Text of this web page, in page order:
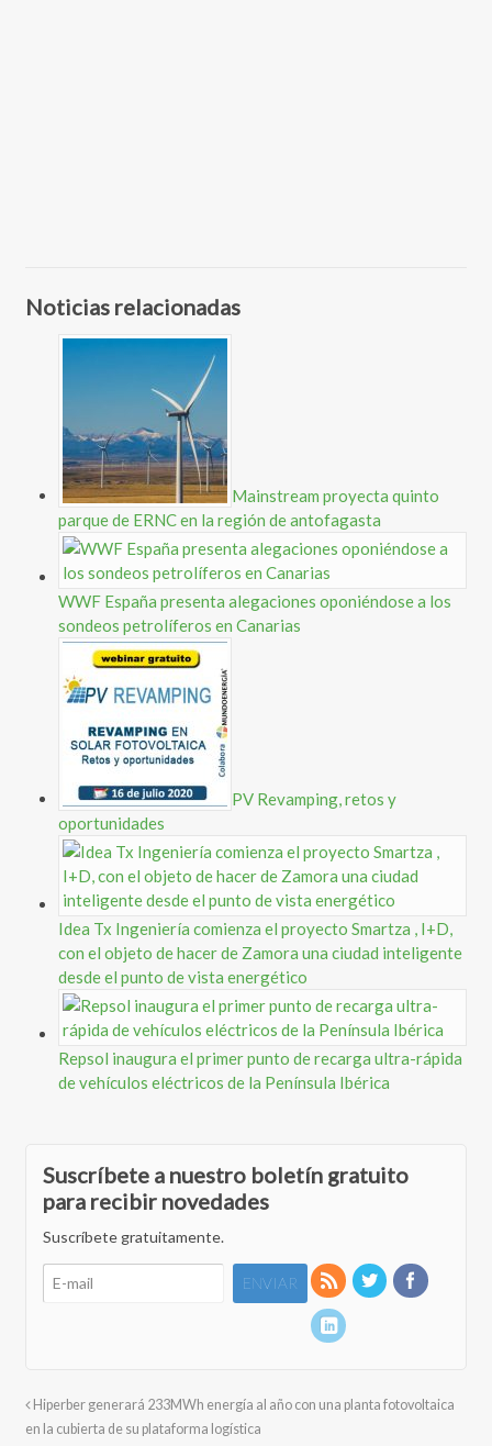
Noticias relacionadas
Mainstream proyecta quinto
parque de ERNC en la región de antofagasta
WWF España presenta alegaciones oponiéndose a los
sondeos petrolíferos en Canarias
PV Revamping, retos y
oportunidades
Idea Tx Ingeniería comienza el proyecto Smartza , I+D,
con el objeto de hacer de Zamora una ciudad inteligente
desde el punto de vista energético
Repsol inaugura el primer punto de recarga ultra-rápida
de vehículos eléctricos de la Península Ibérica
Suscríbete a nuestro boletín gratuito
para recibir novedades
Suscríbete gratuitamente.
Hiperber generará 233MWh energía al año con una planta fotovoltaica
en la cubierta de su plataforma logística